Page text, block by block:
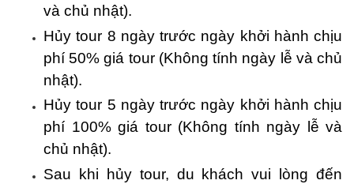
và chủ nhật).
Hủy tour 8 ngày trước ngày khởi hành chịu
phí 50% giá tour (Không tính ngày lễ và chủ
nhật).
Hủy tour 5 ngày trước ngày khởi hành chịu
phí 100% giá tour (Không tính ngày lễ và
chủ nhật).
Sau khi hủy tour, du khách vui lòng đến